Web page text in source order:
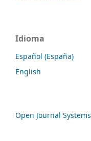
Idioma
Español (España)
English
Open Journal Systems